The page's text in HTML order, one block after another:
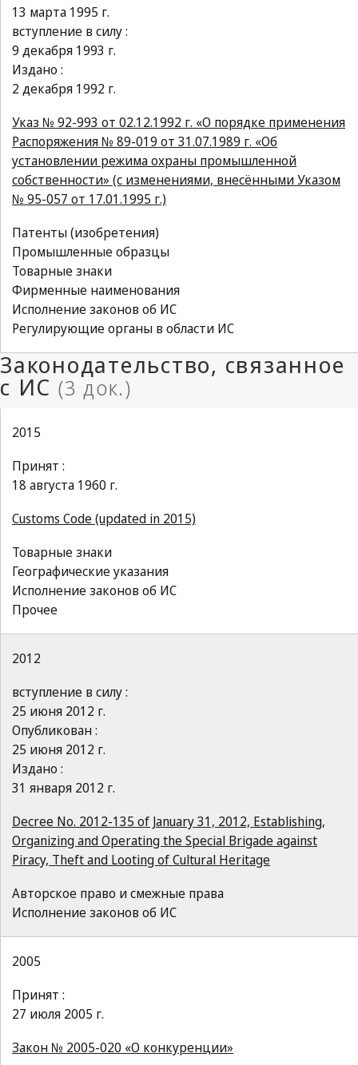
13 марта 1995 г.
вступление в силу :
9 декабря 1993 г.
Издано :
2 декабря 1992 г.
Указ № 92-993 от 02.12.1992 г. «О порядке применения
Распоряжения № 89-019 от 31.07.1989 г. «Об
установлении режима охраны промышленной
собственности» (с изменениями, внесёнными Указом
№ 95-057 от 17.01.1995 г.)
Патенты (изобретения)
Промышленные образцы
Товарные знаки
Фирменные наименования
Исполнение законов об ИС
Регулирующие органы в области ИС
2015
Принят :
18 августа 1960 г.
Customs Code (updated in 2015)
Товарные знаки
Географические указания
Исполнение законов об ИС
Прочее
2012
вступление в силу :
25 июня 2012 г.
Опубликован :
25 июня 2012 г.
Издано :
31 января 2012 г.
Decree No. 2012-135 of January 31, 2012, Establishing,
Organizing and Operating the Special Brigade against
Piracy, Theft and Looting of Cultural Heritage
Авторское право и смежные права
Исполнение законов об ИС
2005
Принят :
27 июля 2005 г.
Закон № 2005-020 «О конкуренции»